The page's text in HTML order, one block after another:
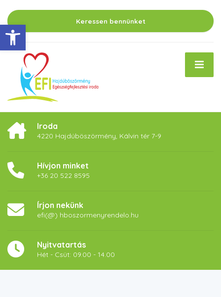
Eszköztár megnyitása
Keressen bennünket
Iroda
4220 Hajdúböszörmény, Kálvin tér 7-9
Hívjon minket
+36 20 522 8595
Írjon nekünk
efi(@) hboszormenyrendelo.hu
Nyitvatartás
Hét - Csüt: 09.00 - 14.00